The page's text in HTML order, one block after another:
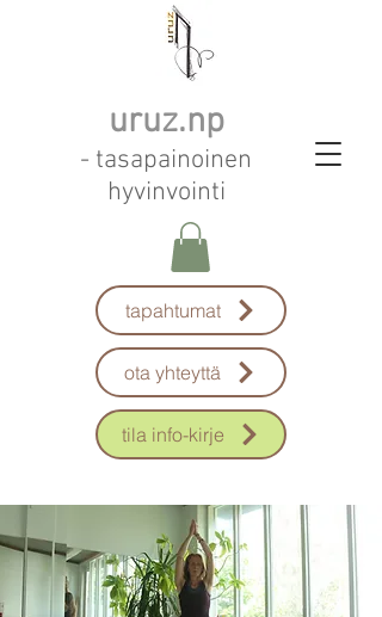
uruz.np
- tasapainoinen
hyvinvointi
tapahtumat
ota yhteyttä
tila info-kirje